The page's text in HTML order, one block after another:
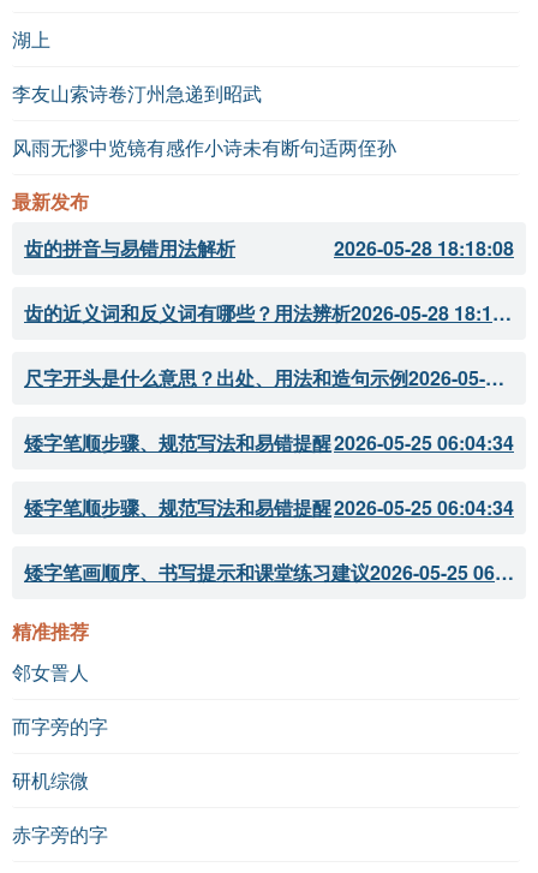
相关作品推荐：
李清照的《如梦令》
杜甫的《月夜忆舍弟》
诗词对比：
令》，两者均表现了对夜晚自然的欣赏，张诗更偏向
于宁静，而李诗则表现出对往事的怀念与情感的细
参考资料：
《清代诗词选》
《中国古代文学史》
《诗词鉴赏与创作》
湖上
李友山索诗卷汀州急递到昭武
风雨无憀中览镜有感作小诗未有断句适两侄孙
最新发布
齿的拼音与易错用法解析
2026-05-28 18:18:08
齿的近义词和反义词有哪些？用法辨析 2026-05-28 18:18:07
尺字开头是什么意思？出处、用法和造句示例 2026-05-28 18:18:05
矮字笔顺步骤、规范写法和易错提醒2026-05-25 06:04:34
矮字笔顺步骤、规范写法和易错提醒2026-05-25 06:04:34
矮字笔画顺序、书写提示和课堂练习建议 2026-05-25 06:04:33
精准推荐
邻女詈人
而字旁的字
研机综微
赤字旁的字